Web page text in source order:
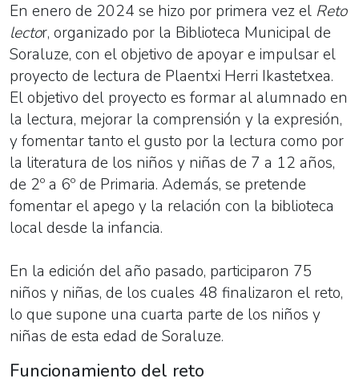
En enero de 2024 se hizo por primera vez el Reto
lector, organizado por la Biblioteca Municipal de
Soraluze, con el objetivo de apoyar e impulsar el
proyecto de lectura de Plaentxi Herri Ikastetxea.
El objetivo del proyecto es formar al alumnado en
la lectura, mejorar la comprensión y la expresión,
y fomentar tanto el gusto por la lectura como por
la literatura de los niños y niñas de 7 a 12 años,
de 2º a 6º de Primaria. Además, se pretende
fomentar el apego y la relación con la biblioteca
local desde la infancia.
En la edición del año pasado, participaron 75
niños y niñas, de los cuales 48 finalizaron el reto,
lo que supone una cuarta parte de los niños y
niñas de esta edad de Soraluze.
Funcionamiento del reto